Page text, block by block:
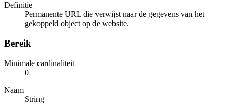
Definitie
Permanente URL die verwijst naar de gegevens van het
gekoppeld object op de website.
Bereik
Minimale cardinaliteit
0
Naam
String